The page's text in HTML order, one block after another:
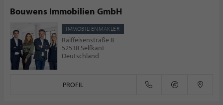
Bouwens Immobilien GmbH
IMMOBILIENMAKLER
Raiffeisenstraße 8
52538 Selfkant
Deutschland
PROFIL